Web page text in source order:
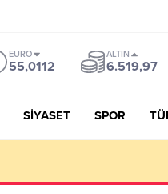
EURO
55,0112
ALTIN
6.519,97
SİYASET SPOR